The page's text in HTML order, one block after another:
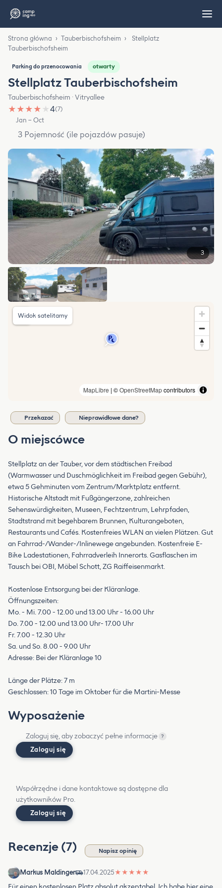
Strona główna › Tauberbischofsheim ›
Stellplatz
Tauberbischofsheim
Parking do przenocowania otwarty
Stellplatz Tauberbischofsheim
Tauberbischofsheim · Vitryallee
★ ★ ★ ★ ★4(7)
Jan – Oct
3 Pojemność (ile pojazdów pasuje)
3
MapLibre | ©OpenStreetMapcontributors
Widok satelitarny
Przekazać Nieprawidłowe dane?
O miejscówce
Stellplatz an der Tauber, vor dem städtischen Freibad
(Warmwasser und Duschmöglichkeit im Freibad gegen Gebühr),
etwa 5 Gehminuten vom Zentrum/Marktplatz entfernt.
Historische Altstadt mit Fußgängerzone, zahlreichen
Sehenswürdigkeiten, Museen, Fechtzentrum, Lehrpfaden,
Stadtstrand mit begehbarem Brunnen, Kulturangeboten,
Restaurants und Cafés. Kostenfreies WLAN an vielen Plätzen. Gut
an Fahrrad-/Wander-/Inlinewege angebunden. Kostenfreie E-
Bike Ladestationen, Fahrradverleih Innerorts. Gasflaschen im
Tausch bei OBI, Möbel Schott, ZG Raiffeisenmarkt.
Kostenlose Entsorgung bei der Kläranlage.
Öffnungszeiten:
Mo. - Mi. 7.00 - 12.00 und 13.00 Uhr - 16.00 Uhr
Do. 7.00 - 12.00 und 13.00 Uhr- 17.00 Uhr
Fr. 7.00 - 12.30 Uhr
Sa. und So. 8.00 - 9.00 Uhr
Adresse: Bei der Kläranlage 10
Länge der Plätze: 7 m
Geschlossen: 10 Tage im Oktober für die Martini-Messe
Wyposażenie
Zaloguj się, aby zobaczyć pełne informacje ?
Zaloguj się
Współrzędne i dane kontaktowe są dostępne dla
użytkowników Pro.
Zaloguj się
Recenzje (7) Napisz opinię
Markus Maldinger 17.04.2025★ ★ ★ ★ ★